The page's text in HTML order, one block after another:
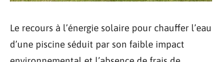
Le recours à l’énergie solaire pour chauffer l’eau
d’une piscine séduit par son faible impact